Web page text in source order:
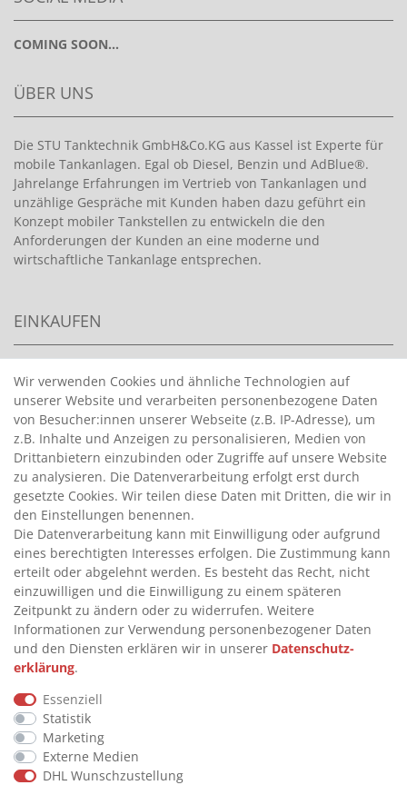
COMING SOON...
ÜBER UNS
Die STU Tanktechnik GmbH&Co.KG aus Kassel ist Experte für
mobile Tankanlagen. Egal ob Diesel, Benzin und AdBlue®.
Jahrelange Erfahrungen im Vertrieb von Tankanlagen und
unzählige Gespräche mit Kunden haben dazu geführt ein
Konzept mobiler Tankstellen zu entwickeln die den
Anforderungen der Kunden an eine moderne und
wirtschaftliche Tankanlage entsprechen.
EINKAUFEN
HANDPUMPEN FÜR BENZIN
>
HANDPUMPEN FÜR ÖLE
>
TANKANLAGEN
>
ADBLUE® BETANKUNG
INFORMATIONEN
>
FAQ
>
VERTRAG WIDERRUFEN
>
WIDERRUFSRECHT
>
WIDERRUFSFORMULAR
IMPRESSUM
>
DATENSCHUTZERKLÄRUNG
>
AGB
>
KONTAKT
Wir verwenden Cookies und ähnliche Technologien auf
unserer Website und verarbeiten personenbezogene Daten
von Besucher:innen unserer Webseite (z.B. IP-Adresse), um
z.B. Inhalte und Anzeigen zu personalisieren, Medien von
Drittanbietern einzubinden oder Zugriffe auf unsere Website
zu analysieren. Die Datenverarbeitung erfolgt erst durch
gesetzte Cookies. Wir teilen diese Daten mit Dritten, die wir in
den Einstellungen benennen.
Die Datenverarbeitung kann mit Einwilligung oder aufgrund
eines berechtigten Interesses erfolgen. Die Zustimmung kann
erteilt oder abgelehnt werden. Es besteht das Recht, nicht
einzuwilligen und die Einwilligung zu einem späteren
Zeitpunkt zu ändern oder zu widerrufen. Weitere
Informationen zur Verwendung personenbezogener Daten
und den Diensten erklären wir in unserer Daten­schutz­
erklärung.
Essenziell
Statistik
Marketing
Externe Medien
DHL Wunschzustellung